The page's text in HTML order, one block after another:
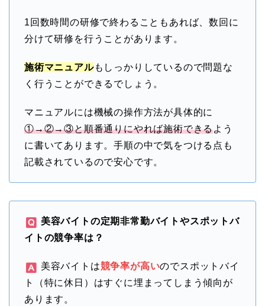
1回数時間の研修で終わることもあれば、数回に
分けて研修を行うことがあります。
施術マニュアルもしっかりしているので問題な
く行うことができるでしょう。
マニュアルには機械の操作方法が具体的に
①→②→③と順番通りにやれば施術できるよう
に書いてあります。手順の中で気をつける点も
記載されているので安心です。
美容バイトの定期非常勤バイトやスポットバ
イトの競争率は？
美容バイトは競争率が高いのでスポットバイ
ト（特に休日）はすぐに埋まってしまう傾向が
あります。